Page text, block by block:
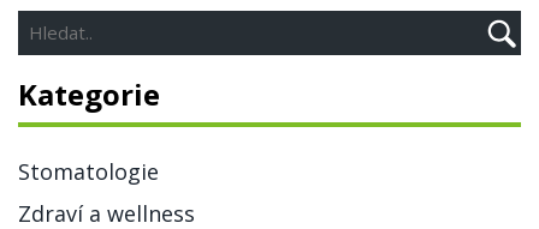
Kategorie
Stomatologie
Zdraví a wellness